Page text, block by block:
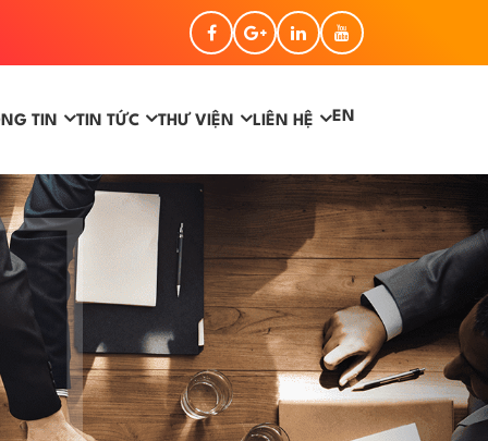
TIN TIN TỨC THƯ VIỆN LIÊN HỆ EN